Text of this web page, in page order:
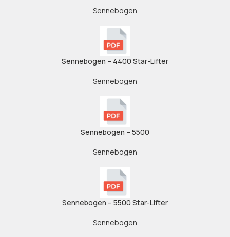
Sennebogen
Sennebogen – 4400 Star-Lifter
Sennebogen
Sennebogen – 5500
Sennebogen
Sennebogen – 5500 Star-Lifter
Sennebogen